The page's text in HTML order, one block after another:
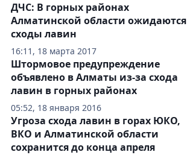
16:11, 18 марта 2017
ДЧС: В горных районах
Алматинской области ожидаются
сходы лавин
05:52, 18 января 2016
Штормовое предупреждение
объявлено в Алматы из-за схода
лавин в горных районах
Угроза схода лавин в горах ЮКО,
ВКО и Алматинской области
сохранится до конца апреля